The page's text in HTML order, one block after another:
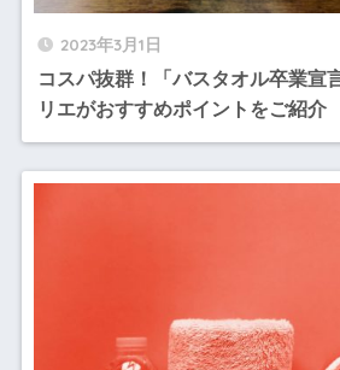
2023年3月1日
コスパ抜群！「バスタオル卒業宣
リエがおすすめポイントをご紹介